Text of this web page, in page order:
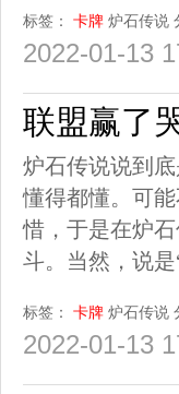
标签： 卡牌 炉石传说
2022-01-13
联盟赢了
炉石传说说到
懂得都懂。可
惜，于是在炉
斗。当然，说是
标签： 卡牌 炉石传说
2022-01-13